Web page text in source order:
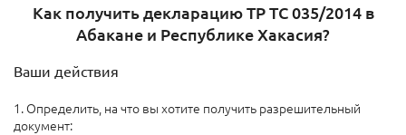
Как получить декларацию ТР ТС 035/2014 в
Абакане и Республике Хакасия?
Ваши действия
1. Определить, на что вы хотите получить разрешительный
документ: